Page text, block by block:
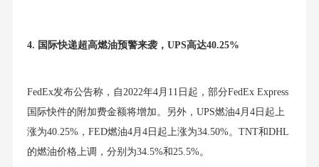
4. 国际快递超高燃油预警来袭，UPS高达40.25%
FedEx发布公告称，自2022年4月11日起，部分FedEx Express
国际快件的附加费金额将增加。另外，UPS燃油4月4日起上
涨为40.25%，FED燃油4月4日起上涨为34.50%。TNT和DHL
的燃油价格上调，分别为34.5%和25.5%。